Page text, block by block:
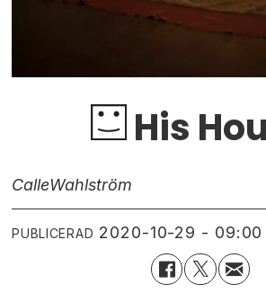
His
CalleWahlström
PUBLICERAD 2020-10-29 - 09:00